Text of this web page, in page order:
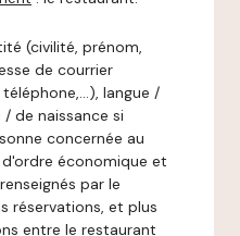
(civilité, prénom,
de courrier
langue /
de naissance si
concernée au
économique et
par le
réservations, et plus
entre le restaurant